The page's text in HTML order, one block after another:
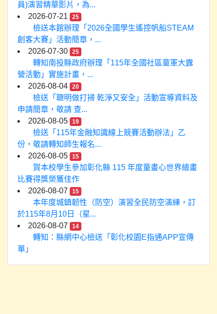
員)演習精華影片，為...
2026-07-21
25
檢送本館辦理「2026全國學生遙控帆船STEAM
創客大賽」活動簡章，...
2026-07-30
25
轉知南投縣政府辦理「115年全國社區童軍大露
營活動」實施計畫，...
2026-08-04
20
檢送「聰明做打掃 乾淨又安全」活動宣導資料及
申請簡章，敬請 查...
2026-08-05
19
檢送「115年金融知識線上競賽活動辦法」乙
份，敬請轉知師生報名...
2026-08-05
15
賀本校學生參加彰化縣 115 年度童畫心世界繪畫
比賽得獎榮獲佳作
2026-08-07
15
本年度城鎮韌性（防空）演習全民防空演練，訂
於115年8月10日（星...
2026-08-07
14
轉知：縣網中心檢送「彰化校園E指通APP宣傳
單」